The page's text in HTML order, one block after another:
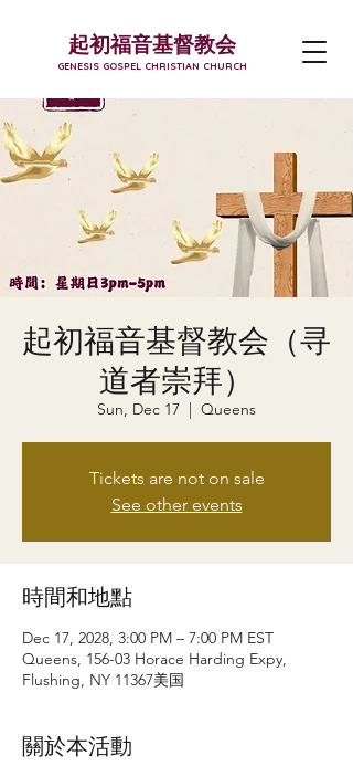
起初福音基督教会
GENESIS GOSPEL CHRISTIAN CHURCH
起初福音基督教会（寻
道者崇拜）
Sun, Dec 17
  |
Queens
Tickets are not on sale
See other events
時間和地點
Dec 17, 2028, 3:00 PM – 7:00 PM EST
Queens, 156-03 Horace Harding Expy,
Flushing, NY 11367美国
關於本活動